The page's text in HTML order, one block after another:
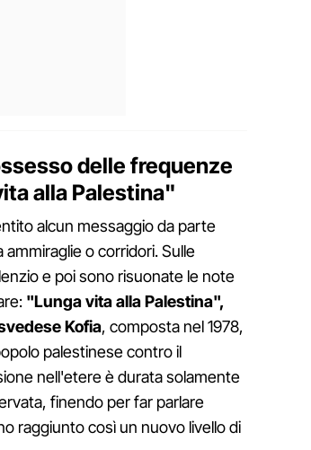
delle frequenze
alla Palestina"
alcun messaggio da parte
o corridori. Sulle
e poi sono risuonate le note
"Lunga vita alla Palestina",
Kofia, composta nel 1978,
palestinese contro il
nell'etere è durata solamente
finendo per far parlare
raggiunto così un nuovo livello di